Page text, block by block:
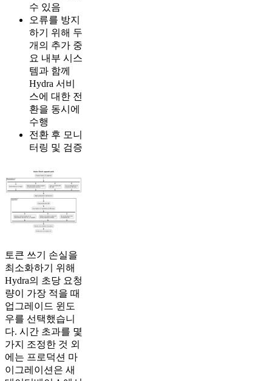
수 있음
오류를 방지
하기 위해 두
개의 추가 중
요 내부 시스
템과 함께
Hydra 서비
스에 대한 전
환을 동시에
수행
전환 후 모니
터링 및 검증
토큰 쓰기 손실을
최소화하기 위해
Hydra의 초당 요청
량이 가장 적을 때
업그레이드 윈도
우를 선택했습니
다. 시간 초과를 몇
가지 조정한 것 외
에는 프로덕션 마
이그레이션은 새